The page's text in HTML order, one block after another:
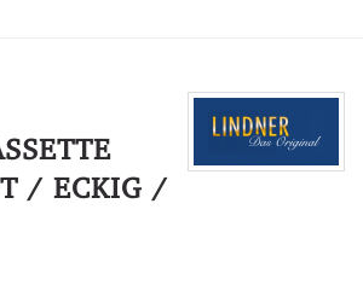
/ ECKIG /